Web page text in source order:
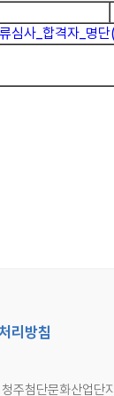
심사_합격자_명
리방침
주첨단문화산업단